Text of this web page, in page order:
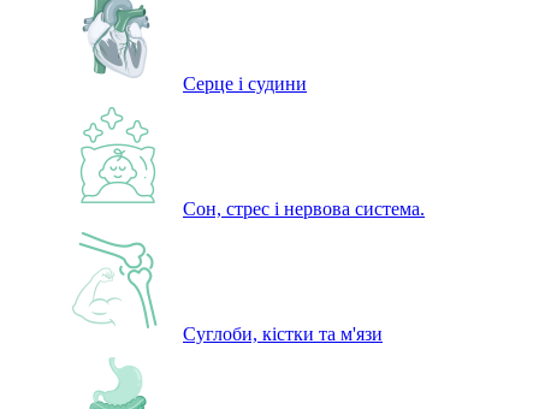
Серце і судини
Сон, стрес і нервова система.
Суглоби, кістки та м'язи